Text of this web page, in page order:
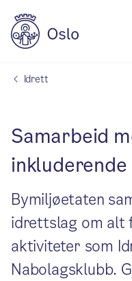
Idrett
Samarbeid
Bymiljøetaten
idrettslag om alt
aktiviteter som
Nabolagsklubb.